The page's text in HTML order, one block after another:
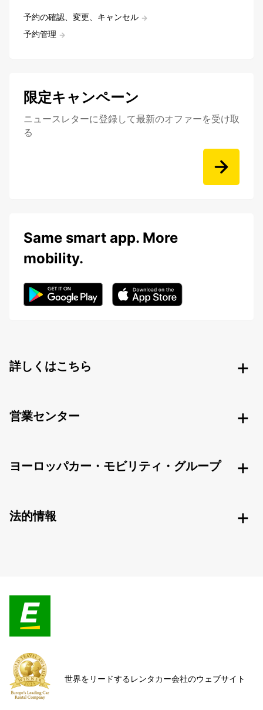
予約の確認、変更、キャンセル
予約管理
限定キャンペーン
ニュースレターに登録して最新のオファーを受け取
る
Same smart app. More
mobility.
詳しくはこちら
営業センター
ヨーロッパカー・モビリティ・グループ
法的情報
世界をリードするレンタカー会社のウェブサイト